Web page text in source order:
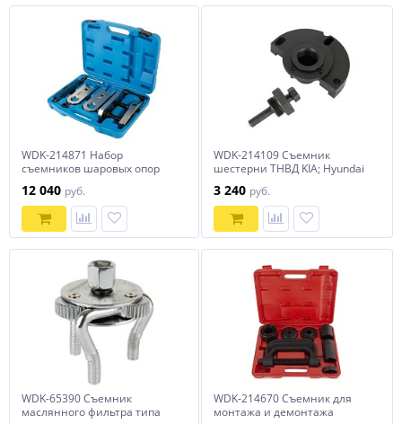
WDK-214871 Набор
съемников шаровых опор
12 040 руб.
WDK-214109 Съемник
шестерни ТНВД KIA; Hyundai
3 240 руб.
WDK-65390 Съемник
маслянного фильтра типа
WDK-214670 Съемник для
монтажа и демонтажа